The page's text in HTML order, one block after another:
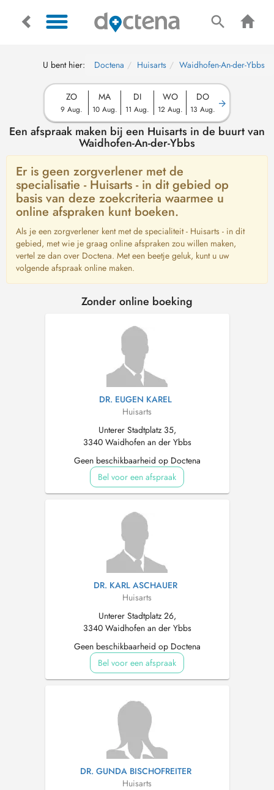
U bent hier: Doctena Huisarts Waidhofen-An-der-Ybbs
ZO
9 Aug.
MA
10 Aug.
DI
11 Aug.
WO
12 Aug.
DO
13 Aug.
Een afspraak maken bij een Huisarts in de buurt van
Waidhofen-An-der-Ybbs
Er is geen zorgverlener met de
specialisatie - Huisarts - in dit gebied op
basis van deze zoekcriteria waarmee u
online afspraken kunt boeken.
Als je een zorgverlener kent met de specialiteit - Huisarts - in dit
gebied, met wie je graag online afspraken zou willen maken,
vertel ze dan over Doctena. Met een beetje geluk, kunt u uw
volgende afspraak online maken.
Zonder online boeking
DR. EUGEN KAREL
Huisarts
Unterer Stadtplatz 35,
3340 Waidhofen an der Ybbs
Geen beschikbaarheid op Doctena
Bel voor een afspraak
DR. KARL ASCHAUER
Huisarts
Unterer Stadtplatz 26,
3340 Waidhofen an der Ybbs
Geen beschikbaarheid op Doctena
Bel voor een afspraak
DR. GUNDA BISCHOFREITER
Huisarts